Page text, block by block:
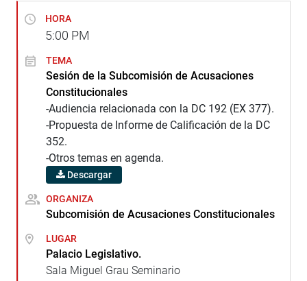
HORA
5:00 PM
TEMA
Sesión de la Subcomisión de Acusaciones
Constitucionales
-Audiencia relacionada con la DC 192 (EX 377).
-Propuesta de Informe de Calificación de la DC
352.
-Otros temas en agenda.
Descargar
ORGANIZA
Subcomisión de Acusaciones Constitucionales
LUGAR
Palacio Legislativo.
Sala Miguel Grau Seminario